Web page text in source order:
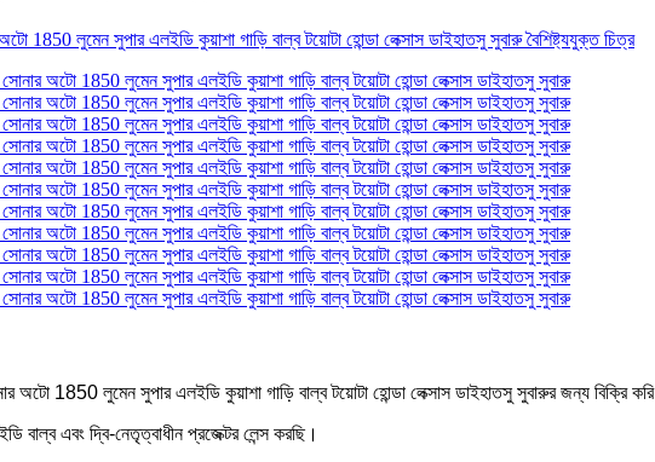
1850 লুমেন সুপার এলইডি কুয়াশা গাড়ি বাল্ব টয়োটা হোন্ডা লেক্সাস ডাইহাতসু সুবারুর জন্য বিক্রি করি
বাল্ব এবং দ্বি-নেতৃত্বাধীন প্রজেক্টর লেন্স করছি।